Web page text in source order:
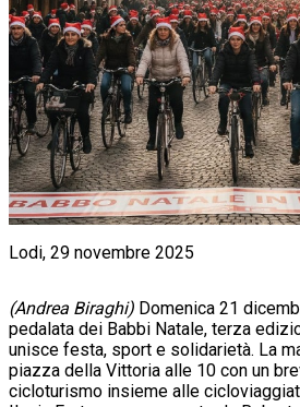
Lodi, 29 novembre 2025
(Andrea Biraghi) Domenica 21
pedalata dei Babbi Natale, terza
unisce festa, sport e solidarietà. La
piazza della Vittoria alle 10 con un
cicloturismo insieme alle